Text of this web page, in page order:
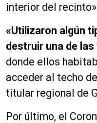
interior del
«Utilizaron algún
destruir una de
donde ellos
acceder al techo
titular regional de
Por último, el